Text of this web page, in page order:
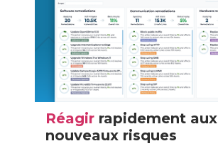
Réagir rapidement aux
nouveaux risques